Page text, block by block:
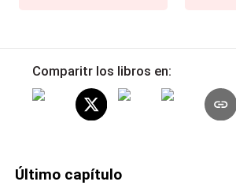
Comparitr los libros en:
Último capítulo